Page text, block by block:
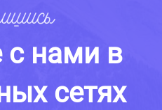
с нами в
сетях